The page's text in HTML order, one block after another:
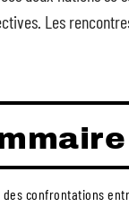
Les
confrontations